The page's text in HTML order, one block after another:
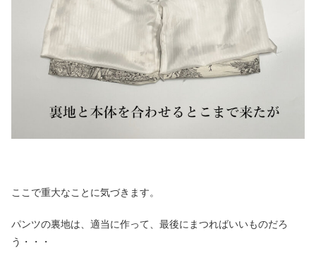
ここで重大なことに気づきます。
パンツの裏地は、適当に作って、最後にまつればいいものだろ
う・・・